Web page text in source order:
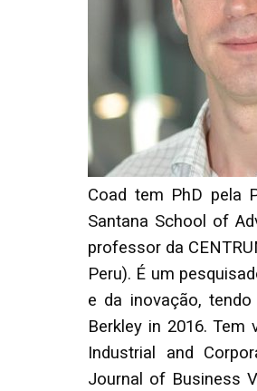
Coad tem PhD pela
Santana School of
professor da
Peru). É um
e da inovação,
Berkley in 2016.
Industrial and
Journal of Business